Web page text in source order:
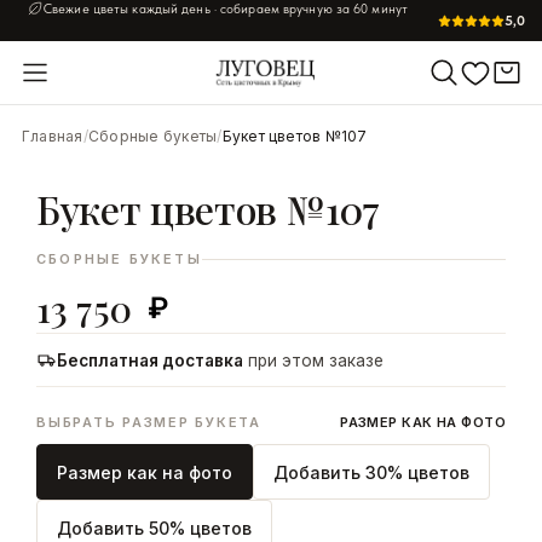
Свежие цветы каждый день · собираем вручную за 60 минут
5,0
Главная/Сборные букеты/Букет цветов №107
Букет цветов №107
СБОРНЫЕ БУКЕТЫ
13 750 ₽
Бесплатная доставка при этом заказе
ВЫБРАТЬ РАЗМЕР БУКЕТА РАЗМЕР КАК НА ФОТО
Размер как на фото Добавить 30% цветов
Добавить 50% цветов